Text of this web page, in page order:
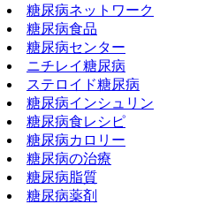
糖尿病ネットワーク
糖尿病食品
糖尿病センター
ニチレイ糖尿病
ステロイド糖尿病
糖尿病インシュリン
糖尿病食レシピ
糖尿病カロリー
糖尿病の治療
糖尿病脂質
糖尿病薬剤